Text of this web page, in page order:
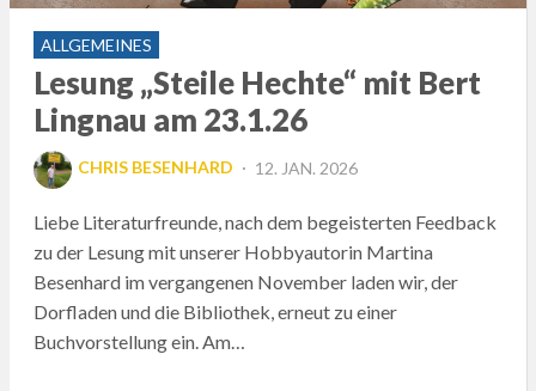
ALLGEMEINES
Lesung „Steile Hechte“ mit Bert
Lingnau am 23.1.26
CHRIS BESENHARD
POSTED
12. JAN. 2026
Liebe Literaturfreunde, nach dem begeisterten Feedback
zu der Lesung mit unserer Hobbyautorin Martina
Besenhard im vergangenen November laden wir, der
Dorfladen und die Bibliothek, erneut zu einer
Buchvorstellung ein. Am…